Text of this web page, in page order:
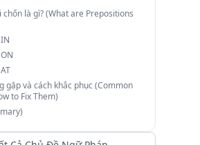
là gì? (What are Prepositions
gặp và cách khắc phục (Common
to Fix Them)